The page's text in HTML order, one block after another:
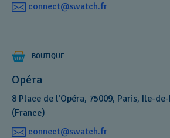
connect@swatch.fr
BOUTIQUE
Opéra
8 Place de l’Opéra, 75009, Paris, Ile-
(France)
connect@swatch.fr